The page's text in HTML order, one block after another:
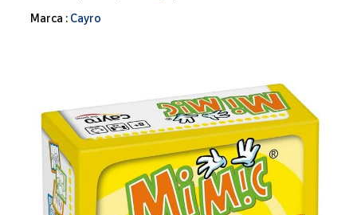
Libros y
Correos
Artesanía
Oficina y
Papelería
Para Canarias,
Marca : Cayro